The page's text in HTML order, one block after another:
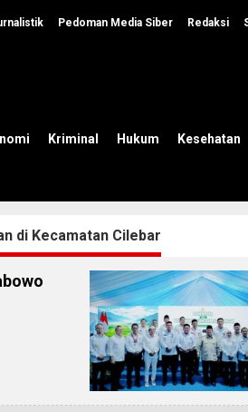
Pedoman Media Siber Redaksi
Kriminal Hukum Kesehatan
di Kecamatan Cilebar